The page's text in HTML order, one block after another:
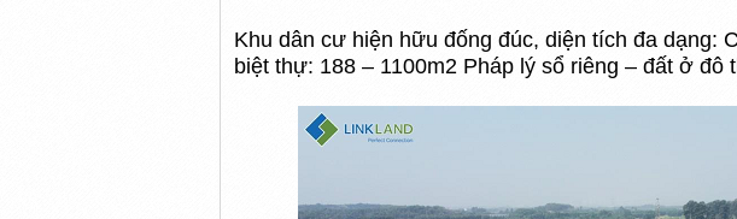
Khu dân cư hiện hữu đống đúc, diện tích đa dạng:
biệt thự: 188 – 1100m2 Pháp lý sổ riêng – đất ở đô